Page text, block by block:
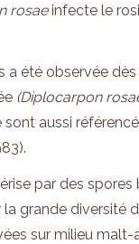
rosaeinfecte le
a été observée
(Diplocarpon
aussi
par des spores
grande diversité
sur milieu malt-